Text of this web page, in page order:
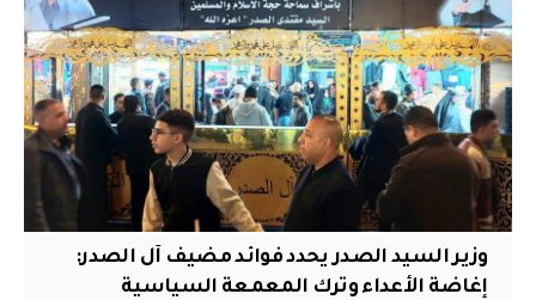
وزير السيد الصدر يحدد فوائد مضيف آل الصدر:
إغاضة الأعداء وترك المعمعة السياسية